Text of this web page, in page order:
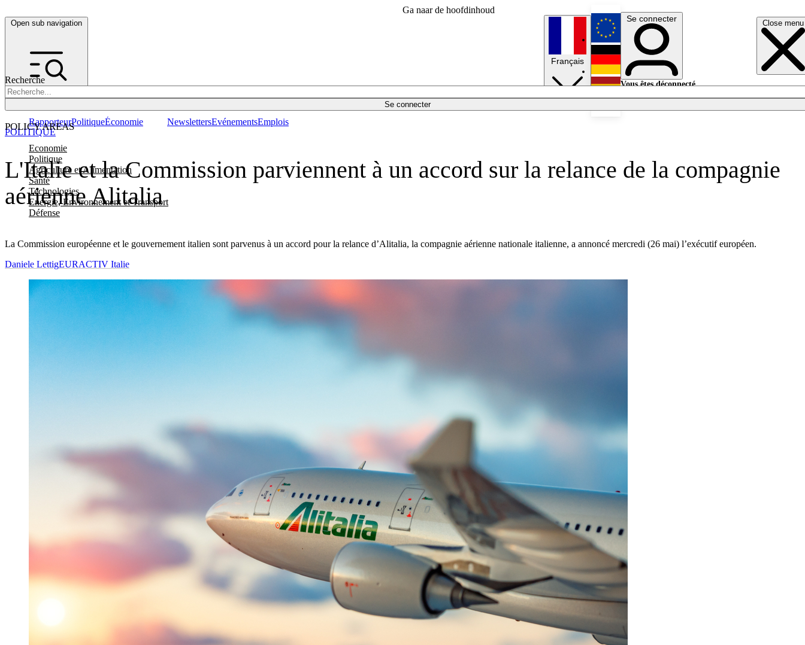
Ga naar de hoofdinhoud
Open sub navigation Close menu
Recherche
Se connecter
POLICY AREAS
Economie
Politique
Agriculture et Alimentation
Santé
Technologies
Energie, Environnement et Transport
Défense
RapporteurPolitiqueÉconomie NewslettersEvénementsEmplois
Français
English
Deutsch
Se connecter
Vous êtes déconnecté.
L'Italie et la Commission parviennent à un accord sur la relance de la compagnie
aérienne Alitalia
La Commission européenne et le gouvernement italien sont parvenus à un accord pour la relance d’Alitalia, la compagnie aérienne nationale italienne, a annoncé mercredi (26 mai) l’exécutif européen.
POLITIQUE
Daniele LettigEURACTIV Italie